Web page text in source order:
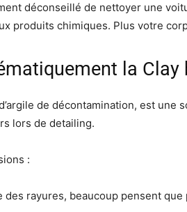
déconseillé de nettoyer une
produits chimiques. Plus votre
la Clay
de décontamination, est une
lors de detailing.
:
rayures, beaucoup pensent que